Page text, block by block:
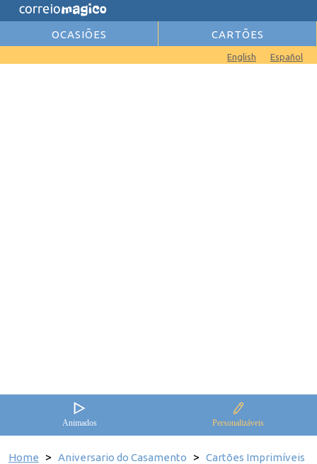
OCASIÕES CARTÕES
Español
English
Animados Personalizáveis
Home > Aniversario do Casamento > Cartões Imprimíveis